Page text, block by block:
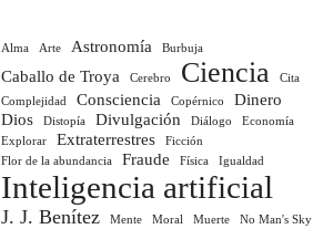
Alma Arte Astronomía Burbuja
Caballo de Troya Cerebro Ciencia
Cita
Complejidad
Consciencia Copérnico
Dinero
Dios
Distopía Divulgación Diálogo
Economía
Explorar
Extraterrestres
Ficción
Flor de la abundancia
Fraude Física Igualdad
Inteligencia artificial
J. J. Benítez Mente Moral Muerte
No Man's Sky